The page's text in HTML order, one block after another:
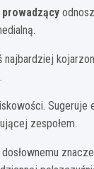
najbardziej
Sugeruje
zespołem.